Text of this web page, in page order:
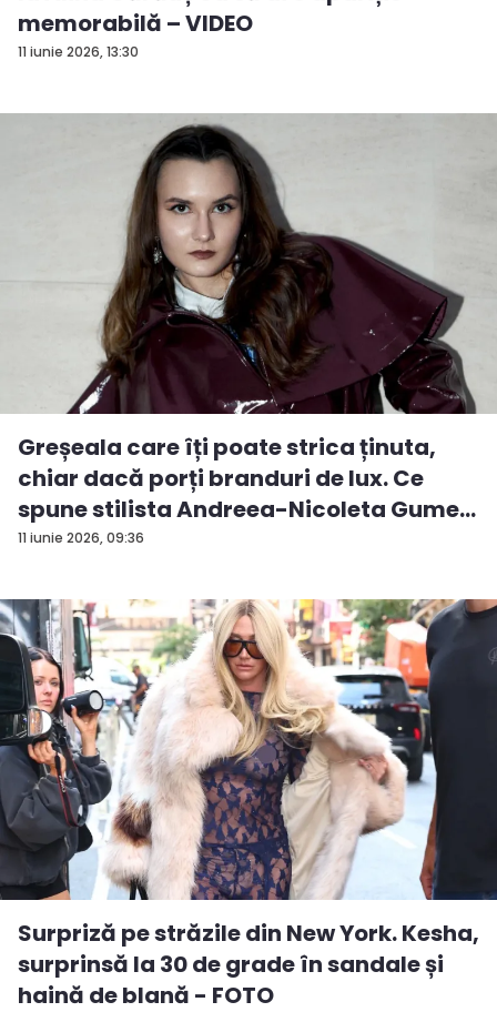
11 iunie 2026, 13:30
memorabilă – VIDEO
11 iunie 2026, 09:36
Greșeala care îți poate strica ținuta,
chiar dacă porți branduri de lux. Ce
spune stilista Andreea-Nicoleta Gume...
Surpriză pe străzile din New York. Kesha,
surprinsă la 30 de grade în sandale și
haină de blană - FOTO